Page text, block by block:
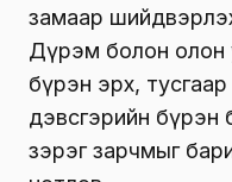
замаар
Дүрэм болон олон
бүрэн эрх, тусгаар
дэвсгэрийн бүрэн
зэрэг зарчмыг